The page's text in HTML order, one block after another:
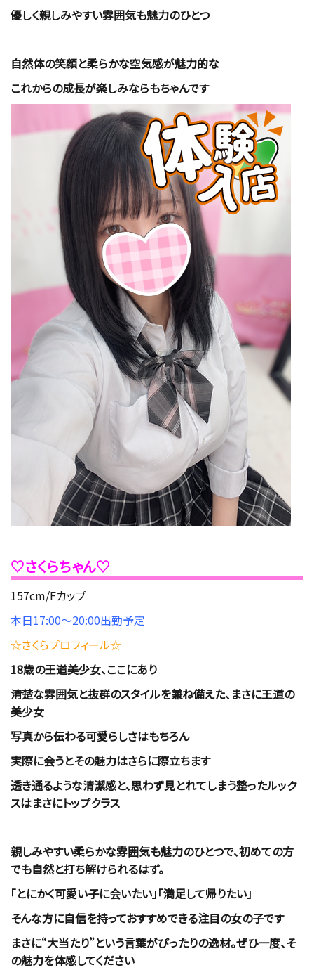
優しく親しみやすい雰囲気も魅力のひとつ
自然体の笑顔と柔らかな空気感が魅力的な
これからの成長が楽しみならもちゃんです
♡さくらちゃん♡
157cm/Fカップ
本日17:00～20:00出勤予定
☆さくらプロフィール☆
18歳の王道美少女、ここにあり
清楚な雰囲気と抜群のスタイルを兼ね備えた、まさに王道の
美少女
写真から伝わる可愛らしさはもちろん
実際に会うとその魅力はさらに際立ちます
透き通るような清潔感と、思わず見とれてしまう整ったルック
スはまさにトップクラス
親しみやすい柔らかな雰囲気も魅力のひとつで、初めての方
でも自然と打ち解けられるはず。
「とにかく可愛い子に会いたい」「満足して帰りたい」
そんな方に自信を持っておすすめできる注目の女の子です
まさに“大当たり”という言葉がぴったりの逸材。ぜひ一度、そ
の魅力を体感してください